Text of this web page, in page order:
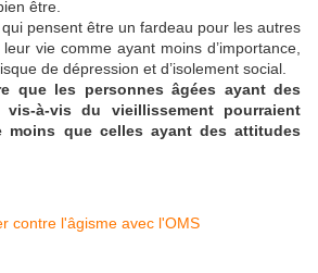
être.
pensent être un fardeau pour les autres
vie comme ayant moins d’importance,
de dépression et d’isolement social.
que les personnes âgées ayant des
vis-à-vis du vieillissement pourraient
moins que celles ayant des attitudes